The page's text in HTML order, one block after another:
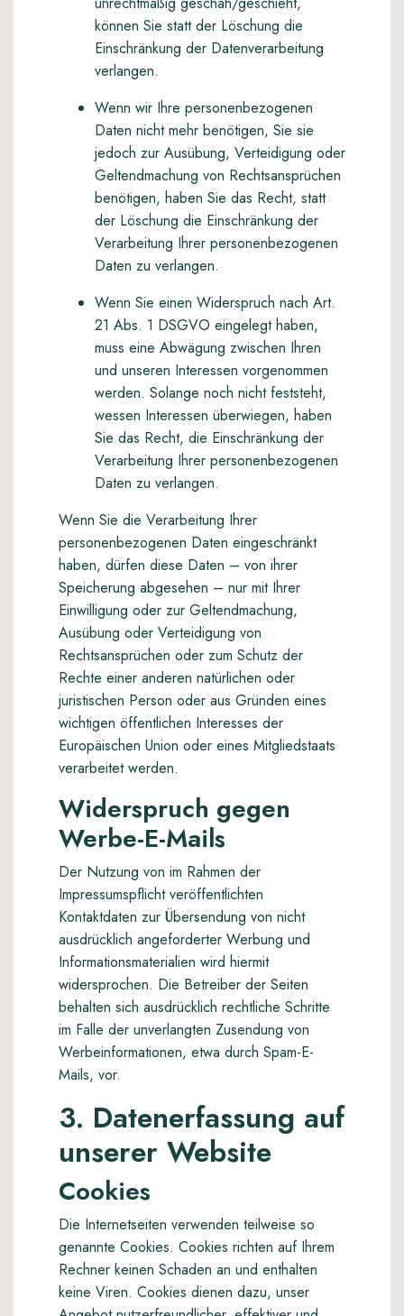
können Sie statt der Löschung die
Einschränkung der Datenverarbeitung
verlangen.
Wenn wir Ihre personenbezogenen
Daten nicht mehr benötigen, Sie sie
jedoch zur Ausübung, Verteidigung oder
Geltendmachung von Rechtsansprüchen
benötigen, haben Sie das Recht, statt
der Löschung die Einschränkung der
Verarbeitung Ihrer personenbezogenen
Daten zu verlangen.
Wenn Sie einen Widerspruch nach Art.
21 Abs. 1 DSGVO eingelegt haben,
muss eine Abwägung zwischen Ihren
und unseren Interessen vorgenommen
werden. Solange noch nicht feststeht,
wessen Interessen überwiegen, haben
Sie das Recht, die Einschränkung der
Verarbeitung Ihrer personenbezogenen
Daten zu verlangen.
Wenn Sie die Verarbeitung Ihrer
personenbezogenen Daten eingeschränkt
haben, dürfen diese Daten – von ihrer
Speicherung abgesehen – nur mit Ihrer
Einwilligung oder zur Geltendmachung,
Ausübung oder Verteidigung von
Rechtsansprüchen oder zum Schutz der
Rechte einer anderen natürlichen oder
juristischen Person oder aus Gründen eines
wichtigen öffentlichen Interesses der
Europäischen Union oder eines Mitgliedstaats
verarbeitet werden.
Widerspruch gegen
Werbe-E-Mails
Der Nutzung von im Rahmen der
Impressumspflicht veröffentlichten
Kontaktdaten zur Übersendung von nicht
ausdrücklich angeforderter Werbung und
Informationsmaterialien wird hiermit
widersprochen. Die Betreiber der Seiten
behalten sich ausdrücklich rechtliche Schritte
im Falle der unverlangten Zusendung von
Werbeinformationen, etwa durch Spam-E-
Mails, vor.
3. Datenerfassung auf
unserer Website
Cookies
Die Internetseiten verwenden teilweise so
genannte Cookies. Cookies richten auf Ihrem
Rechner keinen Schaden an und enthalten
keine Viren. Cookies dienen dazu, unser